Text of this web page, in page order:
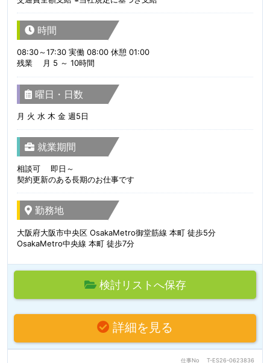
時間
08:30～17:30 実働 08:00 休憩 01:00
残業 月 5 ～ 10時間
曜日・日数
月 火 水 木 金 週5日
就業期間
相談可 即日～
契約更新のある長期のお仕事です
勤務地
大阪府大阪市中央区 OsakaMetro御堂筋線 本町 徒歩5分
OsakaMetro中央線 本町 徒歩7分
検討リストへ保存
詳細を見る
仕事No T-ES26-0623836